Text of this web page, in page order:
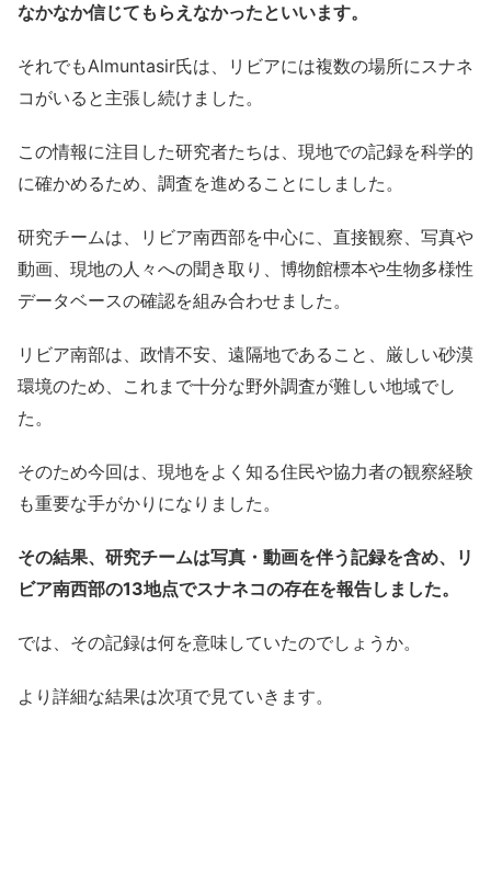
なかなか信じてもらえなかったといいます。
それでもAlmuntasir氏は、リビアには複数の場所にスナネ
コがいると主張し続けました。
この情報に注目した研究者たちは、現地での記録を科学的
に確かめるため、調査を進めることにしました。
研究チームは、リビア南西部を中心に、直接観察、写真や
動画、現地の人々への聞き取り、博物館標本や生物多様性
データベースの確認を組み合わせました。
リビア南部は、政情不安、遠隔地であること、厳しい砂漠
環境のため、これまで十分な野外調査が難しい地域でし
た。
そのため今回は、現地をよく知る住民や協力者の観察経験
も重要な手がかりになりました。
その結果、研究チームは写真・動画を伴う記録を含め、リ
ビア南西部の13地点でスナネコの存在を報告しました。
では、その記録は何を意味していたのでしょうか。
より詳細な結果は次項で見ていきます。